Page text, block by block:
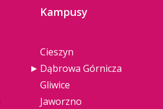
Kampusy
Cieszyn
Dąbrowa Górnicza
Gliwice
Jaworzno